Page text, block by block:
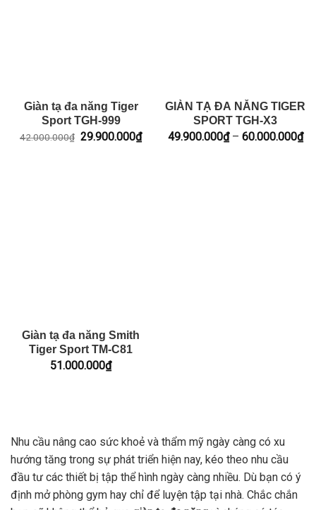
Giàn tạ đa năng Tiger
Sport TGH-999
42.000.000₫ Giá
29.900.000₫Giá
GIÀN TẠ ĐA NĂNG TIGER
SPORT TGH-X3
49.900.000₫ – 60.000.000₫
Giàn tạ đa năng Smith
Tiger Sport TM-C81
51.000.000₫
Nhu cầu nâng cao sức khoẻ và thẩm mỹ ngày càng có xu
hướng tăng trong sự phát triển hiện nay, kéo theo nhu cầu
đầu tư các thiết bị tập thể hình ngày càng nhiều. Dù bạn có ý
định mở phòng gym hay chỉ để luyện tập tại nhà. Chắc chắn